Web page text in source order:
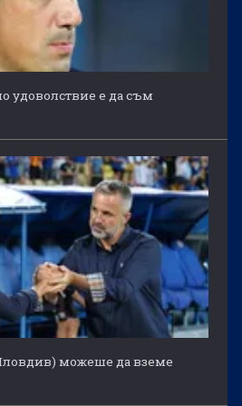
удоволствие е да съм
можеше да вземе